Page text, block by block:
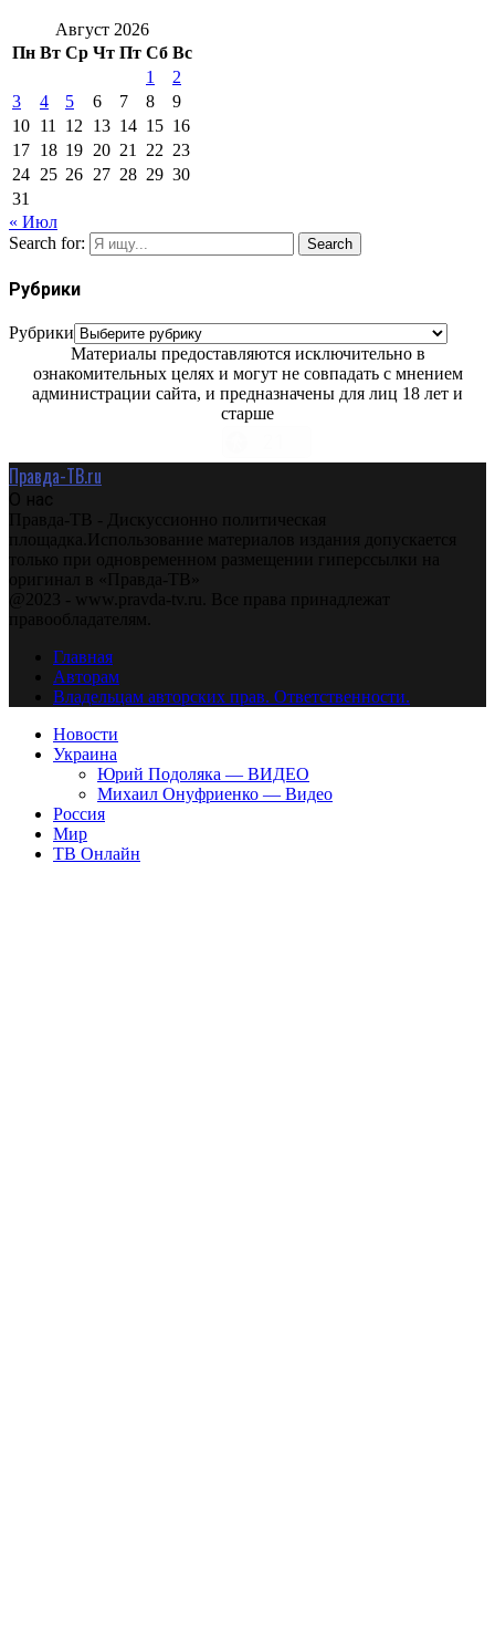
Август 2026
Пн Вт Ср Чт Пт Сб Вс
1
2
3
4 5 6 7 8
9
10 11 12 13 14 15 16
17 18 19 20 21 22 23
24 25 26 27 28 29 30
31
« Июл
Search for:
Search
Рубрики
Рубрики
Материалы предоставляются исключительно в
ознакомительных целях и могут не совпадать с мнением
администрации сайта, и предназначены для лиц 18 лет и
старше
Правда-ТВ.ru
О нас
Правда-ТВ - Дискуссионно политическая
площадка.Использование материалов издания допускается
только при одновременном размещении гиперссылки на
оригинал в «Правда-ТВ»
@2023 - www.pravda-tv.ru. Все права принадлежат
правообладателям.
Главная
Авторам
Владельцам авторских прав. Ответственности.
Новости
Украина
Юрий Подоляка — ВИДЕО
Михаил Онуфриенко — Видео
Россия
Мир
ТВ Онлайн